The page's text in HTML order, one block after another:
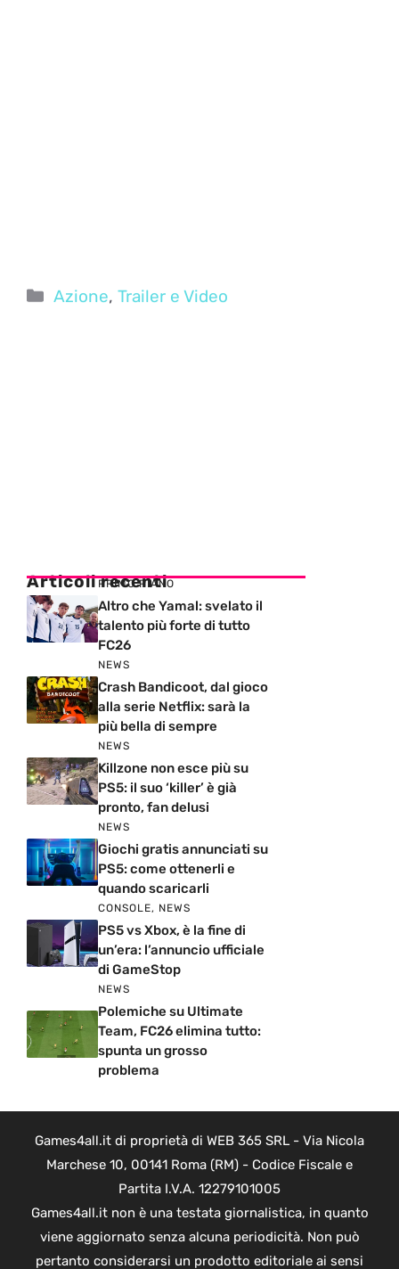
Categorie
Azione,Trailer e Video
Articoli recenti
PRIMO PIANO
Altro che Yamal: svelato il
talento più forte di tutto
FC26
NEWS
Crash Bandicoot, dal gioco
alla serie Netflix: sarà la
più bella di sempre
NEWS
Killzone non esce più su
PS5: il suo ‘killer’ è già
pronto, fan delusi
NEWS
Giochi gratis annunciati su
PS5: come ottenerli e
quando scaricarli
CONSOLE, NEWS
PS5 vs Xbox, è la fine di
un’era: l’annuncio ufficiale
di GameStop
NEWS
Polemiche su Ultimate
Team, FC26 elimina tutto:
spunta un grosso
problema
Games4all.it di proprietà di WEB 365 SRL - Via Nicola
Marchese 10, 00141 Roma (RM) - Codice Fiscale e
Partita I.V.A. 12279101005
Games4all.it non è una testata giornalistica, in quanto
viene aggiornato senza alcuna periodicità. Non può
pertanto considerarsi un prodotto editoriale ai sensi